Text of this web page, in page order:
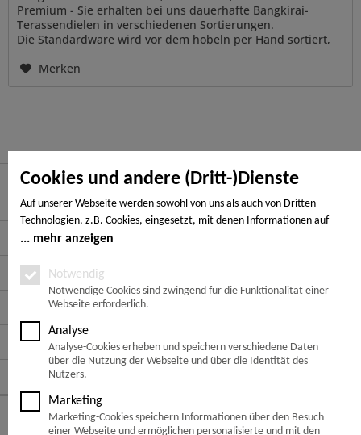
Cookies und andere (Dritt-)Dienste
Auf unserer Webseite werden sowohl von uns als auch von Dritten
Technologien, z.B. Cookies, eingesetzt, mit denen Informationen auf
Ihrem Endgerät gespeichert und/oder von Ihrem Endgerät abgerufen
Notwendige Cookies, Analyse-, Marketing- und Statistik-Cookies. Bei den
notwendigen Cookies handelt es sich um solche, die technisch notwendig
sind, um den von Ihnen gewünschten Dienst bereitzustellen, die übrigen
Cookies werden nur auf Grund einer von Ihnen erteilten Einwilligung
gesetzt. Die Einwilligung ist freiwillig. Personen, die das 16. Lebensjahr
noch nicht vollendet haben, benötigen die Zustimmung der
Sorgeberechtigten. Sie können Ihre Entscheidung jederzeit mit Wirkung
für die Zukunft widerrufen. Rufen Sie dazu lediglich den Cookie-Banner
erneut auf und ändern Sie Ihre Einstellungen entsprechend ab. Im
Rahmen Ihres Besuchs unserer Webseite können möglicherweise auch
mehr anzeigen
Notwendig
Notwendige Cookies sind zwingend für die Funktionalität einer
Webseite erforderlich.
Analyse
Analyse-Cookies erheben und speichern verschiedene Daten
über die Nutzung der Webseite und über die Identität des
Nutzers.
Marketing
Marketing-Cookies speichern Informationen über den Besuch
einer Webseite und ermöglichen personalisierte und mit den
Premium - Sie erhalten bei uns dauerhafte Bangkirai-
Terassendielen in verschiedenen Sortierungen.
Die Standardware wird vor dem hobeln per Hand sortiert,
Merken
Hier finden Sie uns
Service Hotline
Service
Informationen
Zahlungsarten
Folge uns auf:
© Copyright 2026 - Bangkirai-Standard